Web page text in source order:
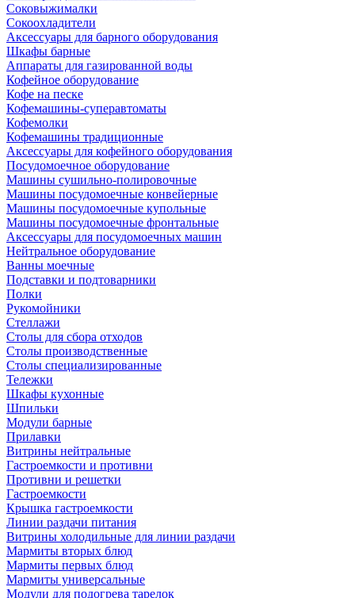
Соковыжималки
Сокоохладители
Аксессуары для барного оборудования
Шкафы барные
Аппараты для газированной воды
Кофейное оборудование
Кофе на песке
Кофемашины-суперавтоматы
Кофемолки
Кофемашины традиционные
Аксессуары для кофейного оборудования
Посудомоечное оборудование
Машины сушильно-полировочные
Машины посудомоечные конвейерные
Машины посудомоечные купольные
Машины посудомоечные фронтальные
Аксессуары для посудомоечных машин
Нейтральное оборудование
Ванны моечные
Подставки и подтоварники
Полки
Рукомойники
Стеллажи
Столы для сбора отходов
Столы производственные
Столы специализированные
Тележки
Шкафы кухонные
Шпильки
Модули барные
Прилавки
Витрины нейтральные
Гастроемкости и противни
Противни и решетки
Гастроемкости
Крышка гастроемкости
Линии раздачи питания
Витрины холодильные для линии раздачи
Мармиты вторых блюд
Мармиты первых блюд
Мармиты универсальные
Модули для подогрева тарелок